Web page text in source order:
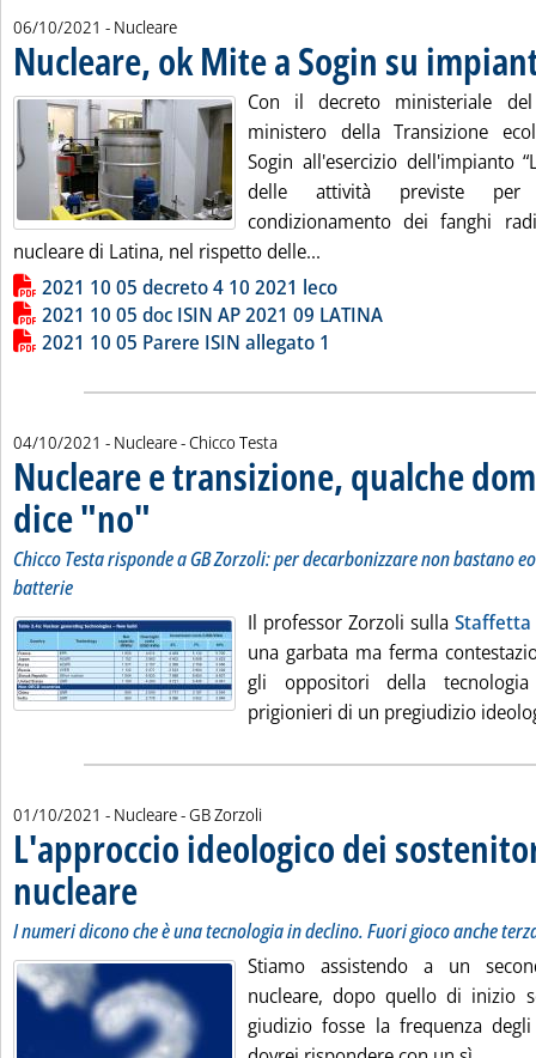
06/10/2021 - Nucleare
Nucleare, ok Mite a Sogin su
Con il decreto ministeriale
ministero della Transizione
Sogin all'esercizio dell'impianto
delle attività previste
condizionamento dei fanghi
nucleare di Latina, nel rispetto delle...
Lista allegati PDF alla notizia
2021 10 05 decreto 4 10 2021 leco
2021 10 05 doc ISIN AP 2021 09 LATINA
2021 10 05 Parere ISIN allegato 1
04/10/2021 - Nucleare -di:
Chicco Testa
Nucleare e transizione, qualche
dice "no" . Sottotitolo: Chicco Testa risponde a GB Zorzoli: per
. Pubblicata lunedì 04 ottobre 2021 alle 11.8.
Chicco Testa risponde a GB Zorzoli: per decarbonizzare non bastano
batterie
Il professor Zorzoli sulla Staffetta
una garbata ma ferma
gli oppositori della
prigionieri di un pregiudizio
01/10/2021 - Nucleare -di:
GB Zorzoli
L'approccio ideologico dei
nucleare . Sottotitolo: I numeri dicono che è una tecnologia in declino. Fuori
. Pubblicata venerdì 01 ottobre 2021 alle 11.11.
I numeri dicono che è una tecnologia in declino. Fuori gioco anche
Stiamo assistendo a un
nucleare, dopo quello di inizio
giudizio fosse la frequenza